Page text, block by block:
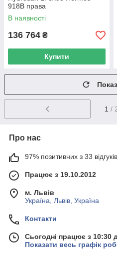
918B права
В наявності
136 764 ₴
Купити
1 /
Про нас
97% позитивних з 33
Працює з 19.10.2012
м. Львів
Україна, Львів, Україна
Контакти
Сьогодні працює з 10:30
Показати весь графік